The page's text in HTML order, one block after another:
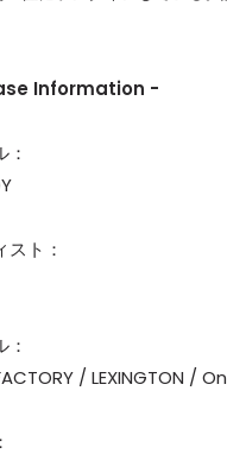
Information -
：
スト：
：
/ LEXINGTON /